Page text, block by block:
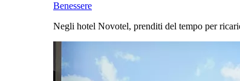
Benessere
Negli hotel Novotel, prenditi del tempo per